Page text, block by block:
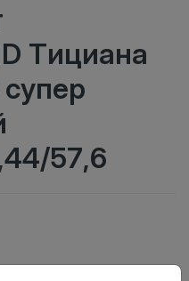
Тициана
супер
57,6